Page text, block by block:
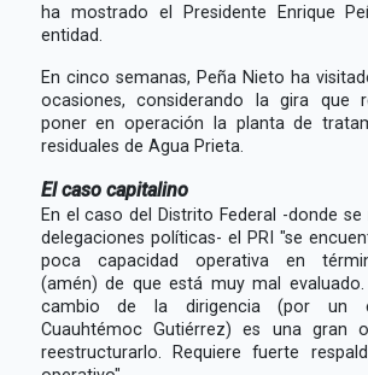
ha mostrado el Presidente Enrique
entidad.
En cinco semanas, Peña Nieto ha
ocasiones, considerando la gira que
poner en operación la planta de
residuales de Agua Prieta.
El caso capitalino
En el caso del Distrito Federal -donde se
delegaciones políticas- el PRI "se
poca capacidad operativa en
(amén) de que está muy mal
cambio de la dirigencia (por un
Cuauhtémoc Gutiérrez) es una gran
reestructurarlo. Requiere fuerte